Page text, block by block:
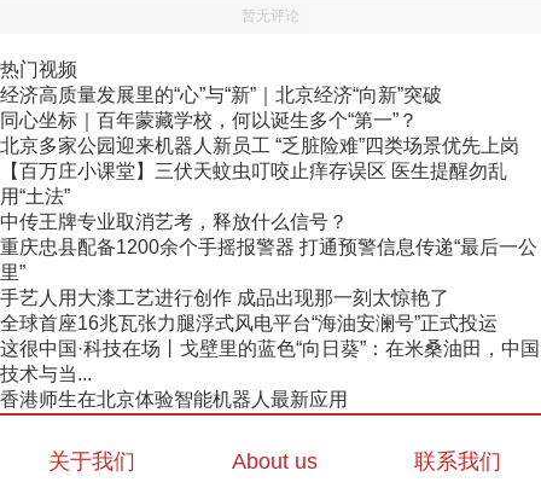
暂无评论
热门视频
经济高质量发展里的“心”与“新”｜北京经济“向新”突破
同心坐标｜百年蒙藏学校，何以诞生多个“第一”？
北京多家公园迎来机器人新员工 “乏脏险难”四类场景优先上岗
【百万庄小课堂】三伏天蚊虫叮咬止痒存误区 医生提醒勿乱
用“土法”
中传王牌专业取消艺考，释放什么信号？
重庆忠县配备1200余个手摇报警器 打通预警信息传递“最后一公
里”
手艺人用大漆工艺进行创作 成品出现那一刻太惊艳了
全球首座16兆瓦张力腿浮式风电平台“海油安澜号”正式投运
这很中国·科技在场丨戈壁里的蓝色“向日葵”：在米桑油田，中国
技术与当...
香港师生在北京体验智能机器人最新应用
关于我们 About us 联系我们